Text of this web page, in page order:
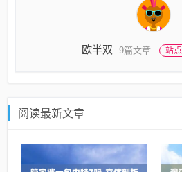
欧半双 9篇文章 站点
阅读最新文章